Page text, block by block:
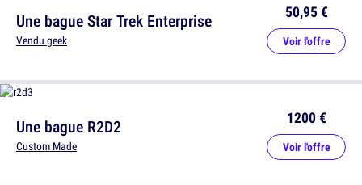
Une bague R2D2
Custom Made
1200 €
Voir l'offre
Une bague Star Trek Enterprise
Vendu geek
50,95 €
Voir l'offre